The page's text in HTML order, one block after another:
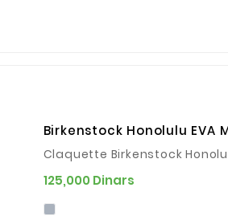
Birkenstock Honolulu EVA
Claquette Birkenstock
125,000 Dinars